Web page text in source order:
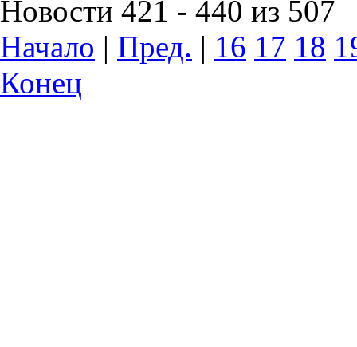
Новости 421 - 440 из 507
Начало | Пред. | 16 17 18
Конец